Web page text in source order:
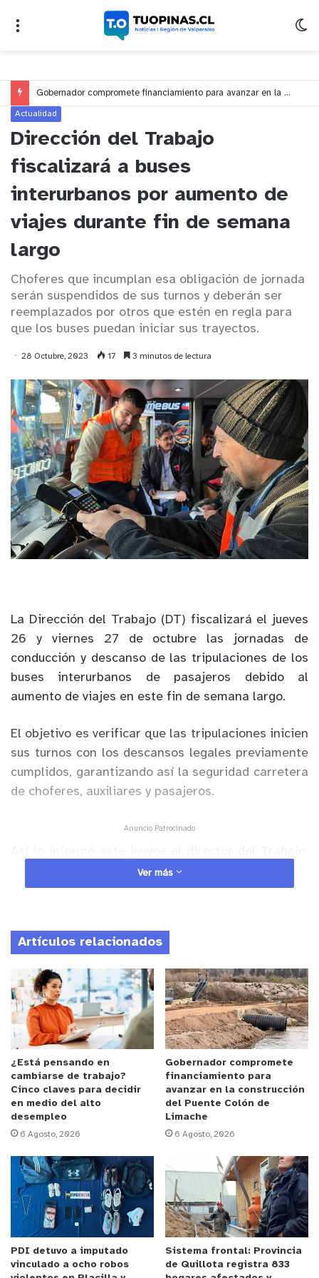
Gobernador compromete financiamiento para avanzar en la construcción del Puente Colón de Limache
Actualidad
Dirección del Trabajo
fiscalizará a buses
interurbanos por aumento de
viajes durante fin de semana
largo
Choferes que incumplan esa obligación de jornada
serán suspendidos de sus turnos y deberán ser
reemplazados por otros que estén en regla para
que los buses puedan iniciar sus trayectos.
28 Octubre, 2023 17 3 minutos de lectura
La Dirección del Trabajo (DT) fiscalizará el jueves
26 y viernes 27 de octubre las jornadas de
conducción y descanso de las tripulaciones de los
buses interurbanos de pasajeros debido al
aumento de viajes en este fin de semana largo.
El objetivo es verificar que las tripulaciones inicien
sus turnos con los descansos legales previamente
cumplidos, garantizando así la seguridad carretera
de choferes, auxiliares y pasajeros.
Anuncio Patrocinado
Pablo Zenteno Muñoz, en el Terminal de Buses Sur
de Santiago, hasta donde llegó junto con un equipo
inspectivo que se coordina con los que están
efectuando en sus respectivos ámbitos de
competencia el Ministerio de Transportes y
Carabineros en un propósito común de dar máxima
seguridad a los viajes del transporte interurbano
de pasajeros.
Las fiscalizaciones de la DT se aplicarán a 129
buses en las regiones de Arica y Parinacota (10),
Tarapacá (7), Antofagasta (10), Atacama (10),
Coquimbo (10), Valparaíso (10), O’Higgins (5),
Maule (10), Ñuble (9), Biobío (10), La Araucanía (6),
Los Ríos (8), Los Lagos (14) y Metropolitana (10).
La autoridad fiscalizadora dijo que “la Dirección
del Trabajo, nuevamente, como en muchos
feriados de descanso extensos, nos hacemos
presente fiscalizando las condiciones de trabajo
de los conductores y las conductoras, porque
Ver más
Artículos relacionados
¿Está pensando en
cambiarse de trabajo?
Cinco claves para decidir
en medio del alto
desempleo
6 Agosto, 2026
Gobernador compromete
financiamiento para
avanzar en la construcción
del Puente Colón de
Limache
6 Agosto, 2026
PDI detuvo a imputado
vinculado a ocho robos
Sistema frontal: Provincia
de Quillota registra 833